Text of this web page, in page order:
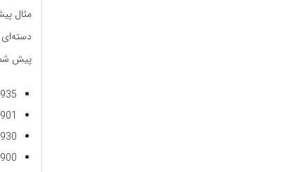
پیش
– 0937 – 0938 – 0939
0903 – 0904 – 0905
– 0933